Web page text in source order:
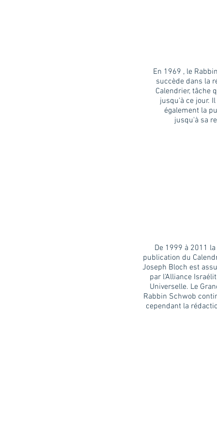
En 1969 , le
succède dans la
Calendrier, tâche
jusqu'à ce jour.
également la
jusqu'à sa
De 1999 à 2011 la
publication du
Joseph Bloch est
par l'Alliance
Universelle. Le
Rabbin Schwob
cependant la